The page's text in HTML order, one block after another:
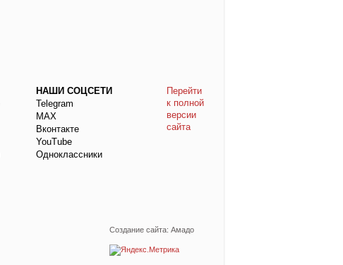
НАШИ СОЦСЕТИ
Telegram
МАХ
Вконтакте
YouTube
Одноклассники
Перейти
к полной
версии
сайта
Создание сайта: Амадо